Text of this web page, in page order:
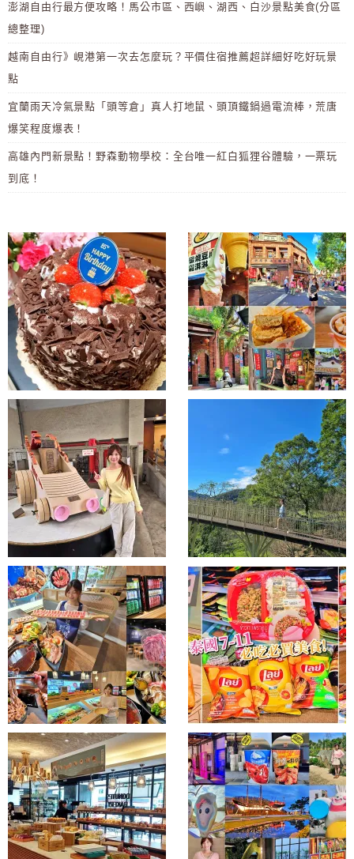
澎湖自由行最方便攻略！馬公市區、西嶼、湖西、白沙景點美食(分區
總整理)
越南自由行》峴港第一次去怎麼玩？平價住宿推薦超詳細好吃好玩景
點
宜蘭雨天冷氣景點「頭等倉」真人打地鼠、頭頂鐵鍋過電流棒，荒唐
爆笑程度爆表！
高雄內門新景點！野森動物學校：全台唯一紅白狐狸谷體驗，一票玩
到底！